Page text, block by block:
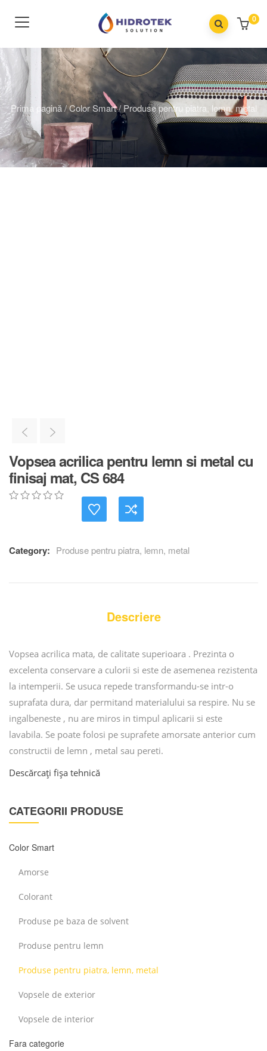
0
Prima pagină/Color Smart/ Produse pentru piatra, lemn, metal
Vopsea acrilica pentru lemn si metal cu
finisaj mat, CS 684
on
Category: Produse pentru piatra, lemn, metal
Descriere
Vopsea acrilica mata, de calitate superioara . Prezinta o
excelenta conservare a culorii si este de asemenea rezistenta
la intemperii. Se usuca repede transformandu-se intr-o
suprafata dura, dar permitand materialului sa respire. Nu se
ingalbeneste , nu are miros in timpul aplicarii si este
lavabila. Se poate folosi pe suprafete amorsate anterior cum
constructii de lemn , metal sau pereti.
Descărcați fișa tehnică
CATEGORII PRODUSE
Color Smart
Amorse
Colorant
Produse pe baza de solvent
Produse pentru lemn
Produse pentru piatra, lemn, metal
Vopsele de exterior
Vopsele de interior
Fara categorie